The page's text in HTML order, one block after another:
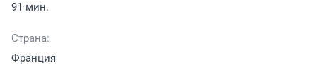
91 мин.
Страна:
Франция